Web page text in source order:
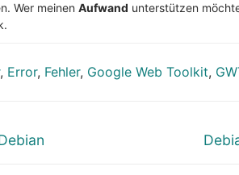
Wer meinen Aufwand unterstützen
, Error, Fehler, Google Web Toolkit,